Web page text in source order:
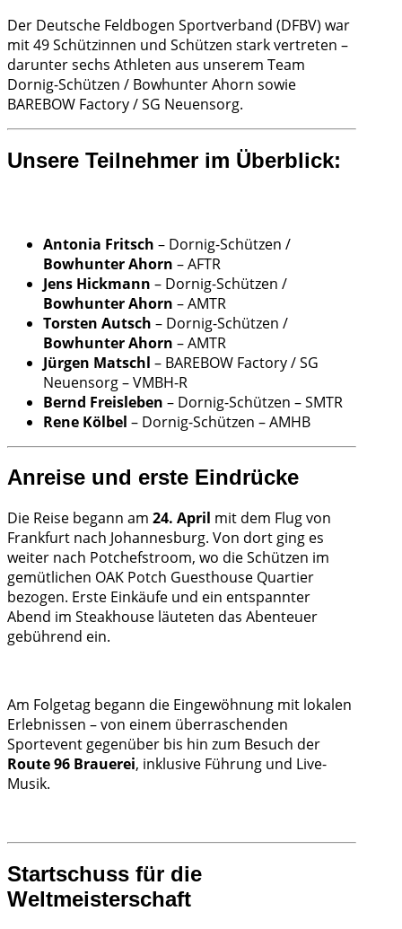
Der Deutsche Feldbogen Sportverband (DFBV) war
mit 49 Schützinnen und Schützen stark vertreten –
darunter sechs Athleten aus unserem Team
Dornig-Schützen / Bowhunter Ahorn sowie
BAREBOW Factory / SG Neuensorg.
Unsere Teilnehmer im Überblick:
Antonia Fritsch – Dornig-Schützen /
Bowhunter Ahorn – AFTR
Jens Hickmann – Dornig-Schützen /
Bowhunter Ahorn – AMTR
Torsten Autsch – Dornig-Schützen /
Bowhunter Ahorn – AMTR
Jürgen Matschl – BAREBOW Factory / SG
Neuensorg – VMBH-R
Bernd Freisleben – Dornig-Schützen – SMTR
Rene Kölbel – Dornig-Schützen – AMHB
Anreise und erste Eindrücke
Die Reise begann am 24. April mit dem Flug von
Frankfurt nach Johannesburg. Von dort ging es
weiter nach Potchefstroom, wo die Schützen im
gemütlichen OAK Potch Guesthouse Quartier
bezogen. Erste Einkäufe und ein entspannter
Abend im Steakhouse läuteten das Abenteuer
gebührend ein.
Am Folgetag begann die Eingewöhnung mit lokalen
Erlebnissen – von einem überraschenden
Sportevent gegenüber bis hin zum Besuch der
Route 96 Brauerei, inklusive Führung und Live-
Musik.
Startschuss für die
Weltmeisterschaft